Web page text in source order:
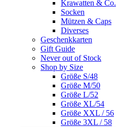
Krawatten & Co.
Socken
Mützen & Caps
Diverses
Geschenkkarten
Gift Guide
Never out of Stock
Shop by Size
Größe S/48
Größe M/50
Größe L/52
Größe XL/54
Größe XXL / 56
Größe 3XL / 58